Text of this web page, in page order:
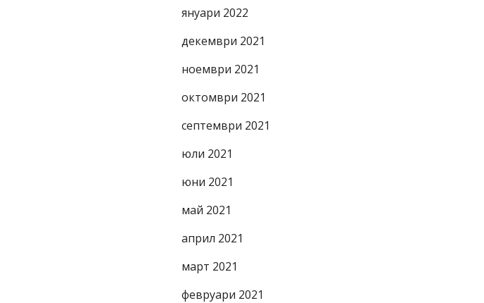
януари 2022
декември 2021
ноември 2021
октомври 2021
септември 2021
юли 2021
юни 2021
май 2021
април 2021
март 2021
февруари 2021